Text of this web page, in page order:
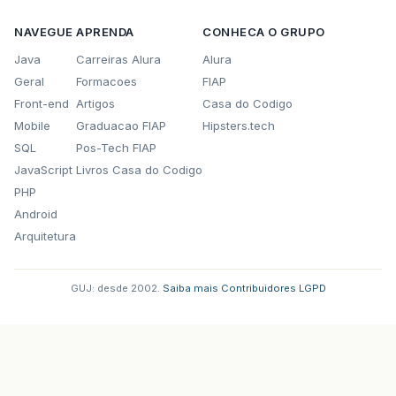
NAVEGUE
Java
Geral
Front-end
Mobile
SQL
JavaScript
PHP
Android
Arquitetura
APRENDA
Carreiras Alura
Formacoes
Artigos
Graduacao FIAP
Pos-Tech FIAP
Livros Casa do Codigo
CONHECA O GRUPO
Alura
FIAP
Casa do Codigo
Hipsters.tech
GUJ: desde 2002. Saiba mais Contribuidores LGPD